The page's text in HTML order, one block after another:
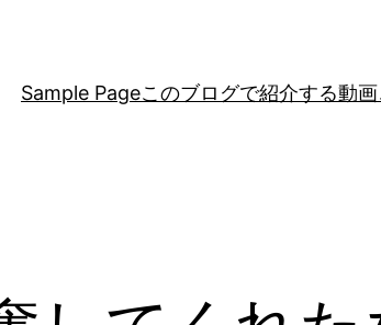
Sample Pageこのブログで紹介する動画